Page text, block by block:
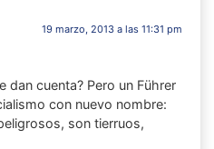
19 marzo, 2013 a las 11:31 pm
dan cuenta? Pero un Führer
con nuevo nombre:
son tierruos,